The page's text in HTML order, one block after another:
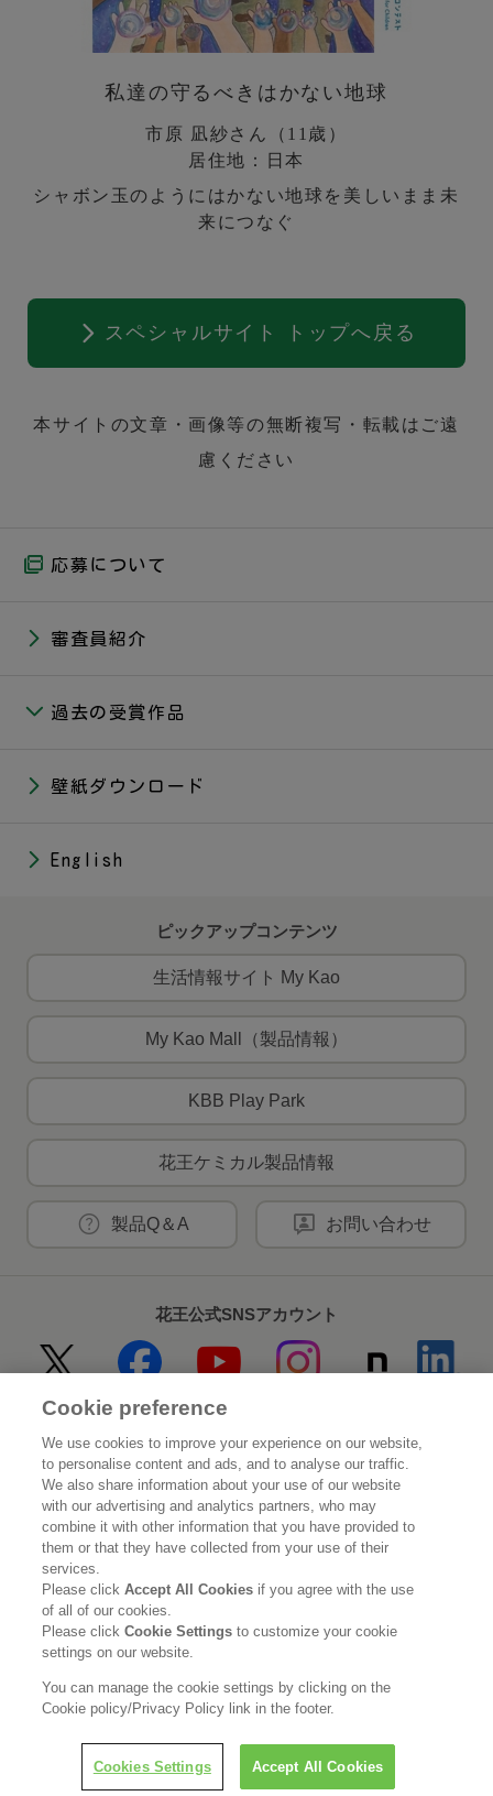
私達の守るべきはかない地球
市原 凪紗さん（11歳）
居住地：日本
シャボン玉のようにはかない地球を美しいまま未
来につなぐ
スペシャルサイト トップへ戻る
本サイトの文章・画像等の無断複写・転載はご遠
慮ください
応募について
審査員紹介
過去の受賞作品
壁紙ダウンロード
English
ピックアップコンテンツ
生活情報サイト My Kao
My Kao Mall（製品情報）
KBB Play Park
花王ケミカル製品情報
製品Q＆A お問い合わせ
花王公式SNSアカウント
Home 花王について
サステナビリティ イノベーション
ブランド 投資家情報
ニュースルーム 採用情報
利用規約 花王のアクセシビリティ 個人情報保護方針
利用者情報の外部送信 ソーシャルメディアポリシー
© Kao Corporation
Cookie preference
We use cookies to improve your experience on our website,
to personalise content and ads, and to analyse our traffic.
We also share information about your use of our website
with our advertising and analytics partners, who may
combine it with other information that you have provided to
them or that they have collected from your use of their
services.
Please clickAccept All Cookies if you agree with the use
of all of our cookies.
Please clickCookie Settingsto customize your cookie
settings on our website.
You can manage the cookie settings by clicking on the
Cookie policy/Privacy Policy link in the footer.
Cookies Settings Accept All Cookies